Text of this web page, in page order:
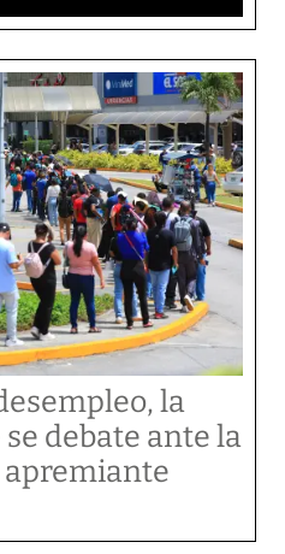
la
debate ante la
apremiante